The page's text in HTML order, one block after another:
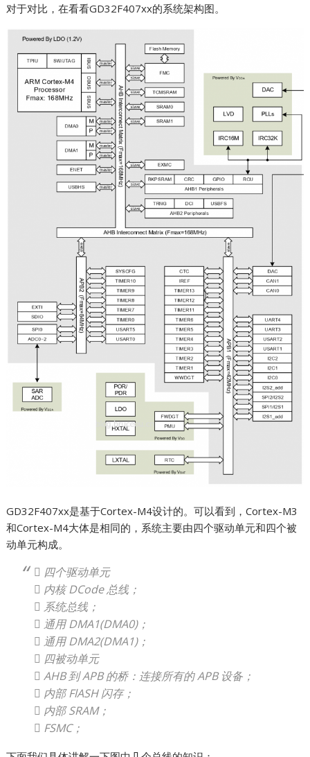
对于对比，在看看GD32F407xx的系统架构图。
GD32F407xx是基于Cortex-M4设计的。可以看到，Cortex-M3
和Cortex-M4大体是相同的，系统主要由四个驱动单元和四个被
动单元构成。
 四个驱动单元
 内核 DCode 总线；
 系统总线；
 通用 DMA1(DMA0)；
 通用 DMA2(DMA1)；
 四被动单元
 AHB 到 APB 的桥：连接所有的 APB 设备；
 内部 FlASH 闪存；
 内部 SRAM；
 FSMC；